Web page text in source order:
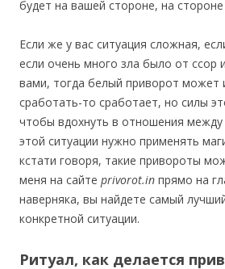
будет на вашей стороне, на
Если же у вас ситуация сложная,
если очень много зла было от ссор
вами, тогда белый приворот может
сработать-то сработает, но силы
чтобы вдохнуть в отношения
этой ситуации нужно применять
кстати говоря, такие привороты
меня на сайте privorot.in прямо на
наверняка, вы найдете самый
конкретной ситуации.
Ритуал, как делается